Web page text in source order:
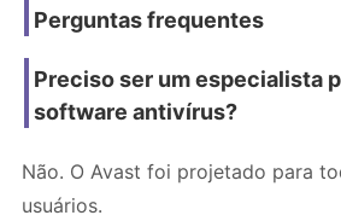
Perguntas frequentes
Preciso ser um especialista
software antivírus?
Não. O Avast foi projetado para
usuários.